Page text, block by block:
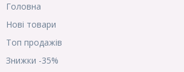
Головна
Нові товари
Топ продажів
Знижки -35%